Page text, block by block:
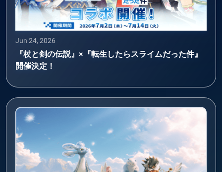
Jun 24, 2026
『杖と剣の伝説』×『転生したらスライムだった件』
開催決定！